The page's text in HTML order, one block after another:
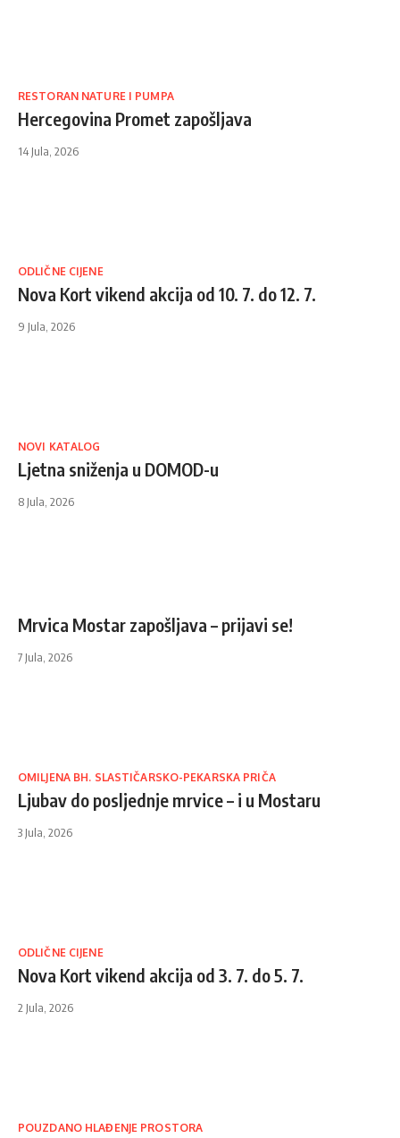
RESTORAN NATURE I PUMPA
Hercegovina Promet zapošljava
14 Jula, 2026
ODLIČNE CIJENE
Nova Kort vikend akcija od 10. 7. do 12. 7.
9 Jula, 2026
NOVI KATALOG
Ljetna sniženja u DOMOD-u
8 Jula, 2026
Mrvica Mostar zapošljava – prijavi se!
7 Jula, 2026
OMILJENA BH. SLASTIČARSKO-PEKARSKA PRIČA
Ljubav do posljednje mrvice – i u Mostaru
3 Jula, 2026
ODLIČNE CIJENE
Nova Kort vikend akcija od 3. 7. do 5. 7.
2 Jula, 2026
POUZDANO HLAĐENJE PROSTORA